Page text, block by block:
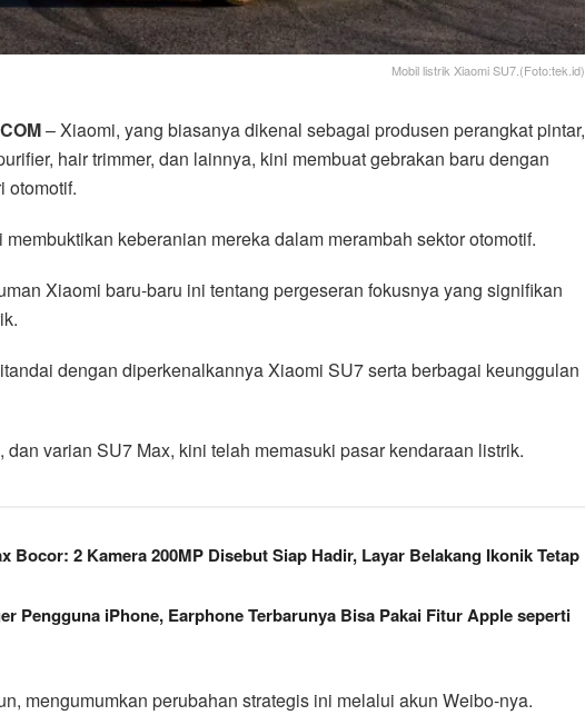
Mobil listrik Xiaomi SU7.(Foto:tek.id)
– Xiaomi, yang biasanya dikenal sebagai produsen perangkat pintar,
hair trimmer, dan lainnya, kini membuat gebrakan baru dengan
otomotif.
keberanian mereka dalam merambah sektor otomotif.
Xiaomi baru-baru ini tentang pergeseran fokusnya yang signifikan
dengan diperkenalkannya Xiaomi SU7 serta berbagai keunggulan
dan varian SU7 Max, kini telah memasuki pasar kendaraan listrik.
Bocor: 2 Kamera 200MP Disebut Siap Hadir, Layar Belakang Ikonik Tetap
Pengguna iPhone, Earphone Terbarunya Bisa Pakai Fitur Apple seperti
mengumumkan perubahan strategis ini melalui akun Weibo-nya.